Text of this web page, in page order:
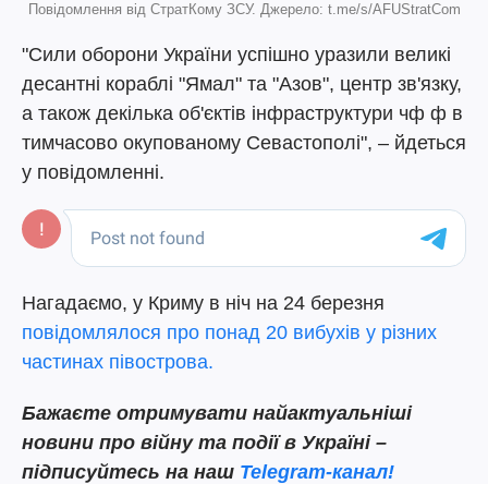
Повідомлення від СтратКому ЗСУ. Джерело: t.me/s/AFUStratCom
"Сили оборони України успішно уразили великі
десантні кораблі "Ямал" та "Азов", центр зв'язку,
а також декілька об'єктів інфраструктури чф ф в
тимчасово окупованому Севастополі", – йдеться
у повідомленні.
Нагадаємо, у Криму в ніч на 24 березня
повідомлялося про понад 20 вибухів у різних
частинах півострова.
Бажаєте отримувати найактуальніші
новини про війну та події в Україні –
підписуйтесь на наш Telegram-канал!